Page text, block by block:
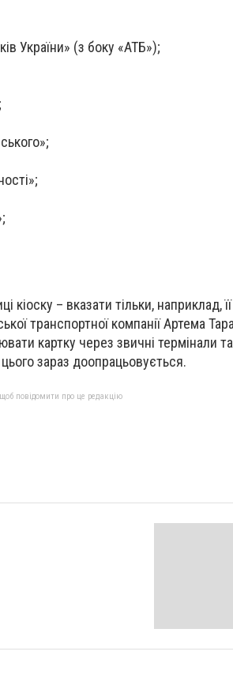
України» (з боку «АТБ»);
кіоску – вказати тільки, наприклад,
транспортної компанії Артема
картку через звичні термінали та
зараз доопрацьовується.
повідомити про це редакцію